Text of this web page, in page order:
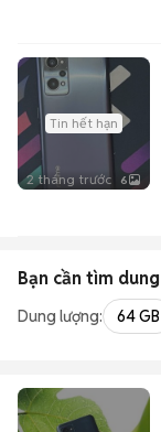
Tin hết hạn
2 tháng trước 6
Bạn cần tìm
Dung lượng: 64 GB